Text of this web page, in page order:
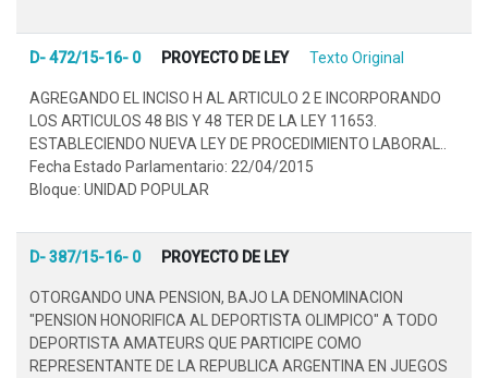
D- 472/15-16- 0 PROYECTO DE LEY Texto Original
AGREGANDO EL INCISO H AL ARTICULO 2 E INCORPORANDO
LOS ARTICULOS 48 BIS Y 48 TER DE LA LEY 11653.
ESTABLECIENDO NUEVA LEY DE PROCEDIMIENTO LABORAL..
Fecha Estado Parlamentario: 22/04/2015
Bloque: UNIDAD POPULAR
D- 387/15-16- 0 PROYECTO DE LEY
OTORGANDO UNA PENSION, BAJO LA DENOMINACION
"PENSION HONORIFICA AL DEPORTISTA OLIMPICO" A TODO
DEPORTISTA AMATEURS QUE PARTICIPE COMO
REPRESENTANTE DE LA REPUBLICA ARGENTINA EN JUEGOS